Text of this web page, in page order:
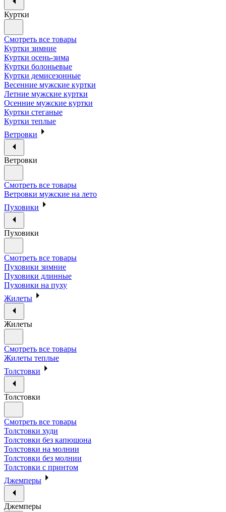
Куртки
Смотреть все товары
Куртки зимние
Куртки осень-зима
Куртки болоньевые
Куртки демисезонные
Весенние мужские куртки
Летние мужские куртки
Осенние мужские куртки
Куртки стеганые
Куртки теплые
Ветровки
Ветровки
Смотреть все товары
Ветровки мужские на лето
Пуховики
Пуховики
Смотреть все товары
Пуховики зимние
Пуховики длинные
Пуховики на пуху
Жилеты
Жилеты
Смотреть все товары
Жилеты теплые
Толстовки
Толстовки
Смотреть все товары
Толстовки худи
Толстовки без капюшона
Толстовки на молнии
Толстовки без молнии
Толстовки с принтом
Джемперы
Джемперы